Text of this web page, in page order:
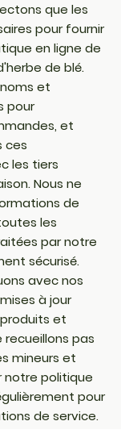
que les
pour fournir
en ligne de
de blé.
et
pour
et
ces
les tiers
Nous ne
de
les
par notre
sécurisé.
avec nos
à jour
et
recueillons pas
mineurs et
notre politique
pour
de service.